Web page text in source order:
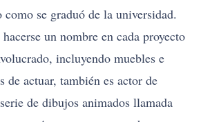
se graduó de la universidad.
un nombre en cada proyecto
incluyendo muebles e
de actuar, también es actor de
de dibujos animados llamada